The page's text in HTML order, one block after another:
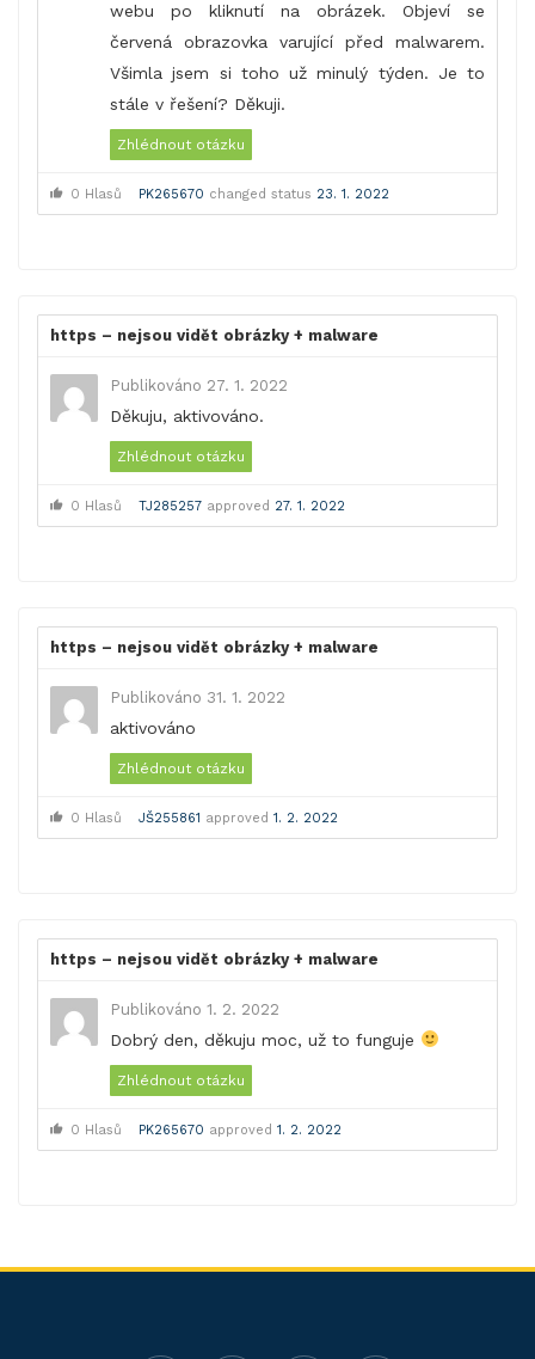
webu po kliknutí na obrázek. Objeví se
červená obrazovka varující před malwarem.
Všimla jsem si toho už minulý týden. Je to
stále v řešení? Děkuji.
Zhlédnout otázku
0 Hlasů PK265670 changed status 23. 1. 2022
https – nejsou vidět obrázky + malware
Publikováno 27. 1. 2022
Děkuju, aktivováno.
Zhlédnout otázku
0 Hlasů TJ285257 approved 27. 1. 2022
https – nejsou vidět obrázky + malware
Publikováno 31. 1. 2022
aktivováno
Zhlédnout otázku
0 Hlasů JŠ255861 approved 1. 2. 2022
https – nejsou vidět obrázky + malware
Publikováno 1. 2. 2022
Dobrý den, děkuju moc, už to funguje
Zhlédnout otázku
0 Hlasů PK265670 approved 1. 2. 2022